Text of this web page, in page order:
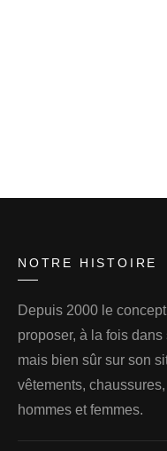
NOTRE HISTOIRE
Depuis 2000 le
proposer, à la fois
mais bien sûr sur son
vêtements,
hommes et femmes.